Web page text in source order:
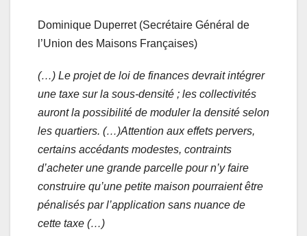
Dominique Duperret (Secrétaire Général de
l’Union des Maisons Françaises)
(…) Le projet de loi de finances devrait intégrer
une taxe sur la sous-densité ; les collectivités
auront la possibilité de moduler la densité selon
les quartiers. (…)Attention aux effets pervers,
certains accédants modestes, contraints
d’acheter une grande parcelle pour n’y faire
construire qu’une petite maison pourraient être
pénalisés par l’application sans nuance de
cette taxe (…)